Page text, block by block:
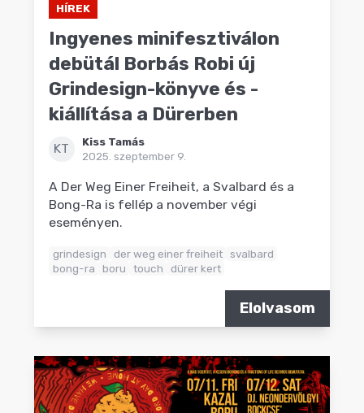
HÍREK
Ingyenes minifesztiválon
debütál Borbás Robi új
Grindesign-könyve és -
kiállítása a Dürerben
KT
Kiss Tamás
2025. szeptember 9.
A Der Weg Einer Freiheit, a Svalbard és a
Bong-Ra is fellép a november végi
eseményen.
grindesign der weg einer freiheit svalbard
bong-ra
boru touch dürer kert
Elolvasom